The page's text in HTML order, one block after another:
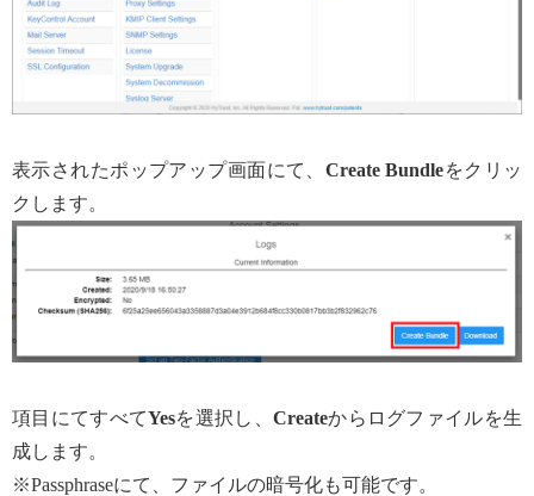
表示されたポップアップ画面にて、 Create Bundleをクリッ
クします。
項目にてすべてYesを選択し、 Createからログファイルを生
成します。
※Passphraseにて、ファイルの暗号化も可能です。